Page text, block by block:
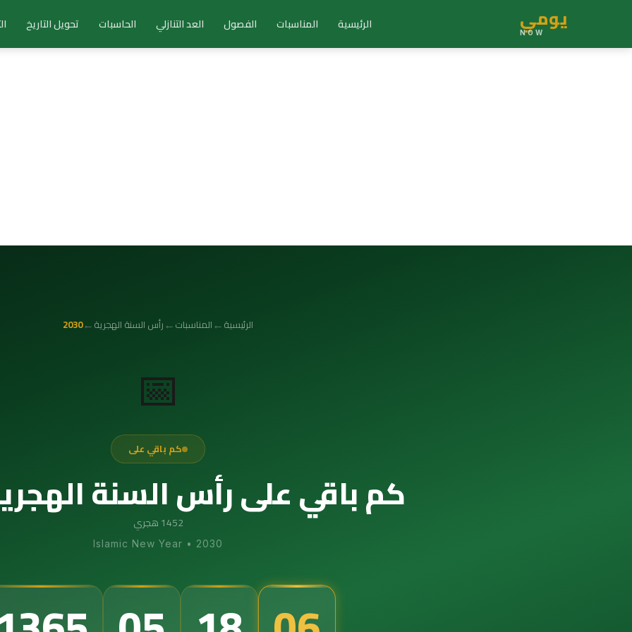
يومي
NOW الرئيسية المناسبات الفصول العد التنازلي الحاسبات تحويل التاريخ
الرئيسية←المناسبات←رأس السنة الهجرية←
2030
📅
كم باقي على
كم باقي على رأس السنة الهجرية
1452 هجري
Islamic New Year • 2030